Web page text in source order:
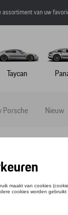
van uw
Taycan
Porsche Nieuw